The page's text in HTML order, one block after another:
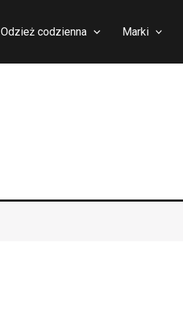
Odzież codzienna Marki